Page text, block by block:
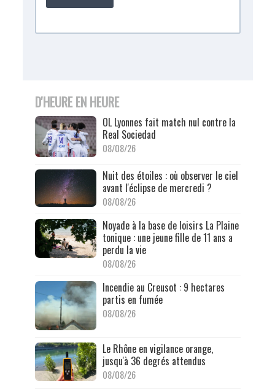
D'HEURE EN HEURE
OL Lyonnes fait match nul contre la
Real Sociedad
08/08/26
Nuit des étoiles : où observer le ciel
avant l'éclipse de mercredi ?
08/08/26
Noyade à la base de loisirs La Plaine
tonique : une jeune fille de 11 ans a
perdu la vie
08/08/26
Incendie au Creusot : 9 hectares
partis en fumée
08/08/26
Le Rhône en vigilance orange,
jusqu'à 36 degrés attendus
08/08/26